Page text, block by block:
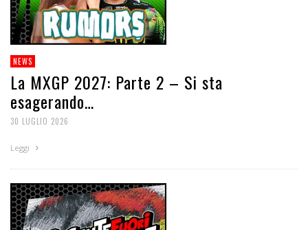
NEWS
La MXGP 2027: Parte 2 – Si sta
esagerando…
30 LUGLIO 2026
Leggi